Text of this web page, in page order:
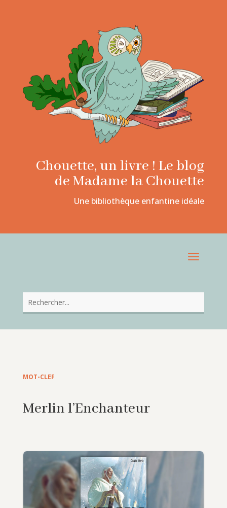
Chouette, un livre ! Le blog
de Madame la Chouette
Une bibliothèque enfantine idéale
MOT-CLEF
Merlin l’Enchanteur